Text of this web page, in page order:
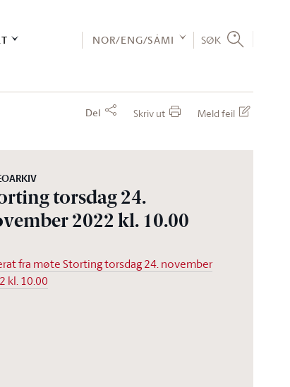
NOR/ENG/SÁMI SØK
Del Skriv ut Meld feil
torsdag 24.
2022 kl. 10.00
fra møte Storting torsdag 24. november
kl. 10.00